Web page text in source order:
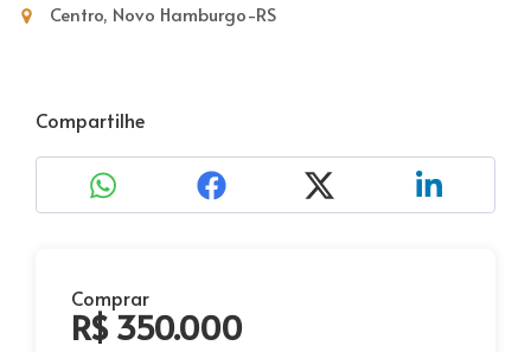
Centro, Novo Hamburgo-RS
Compartilhe
Comprar
R$ 350.000